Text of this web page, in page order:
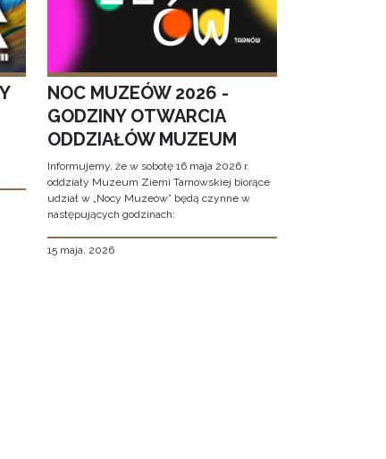
NOC MUZEÓW 2026 -
GODZINY OTWARCIA
ODDZIAŁÓW MUZEUM
Informujemy, że w sobotę 16 maja 2026 r.
oddziały Muzeum Ziemi Tarnowskiej biorące
udział w „Nocy Muzeów” będą czynne w
następujących godzinach:
15 maja, 2026